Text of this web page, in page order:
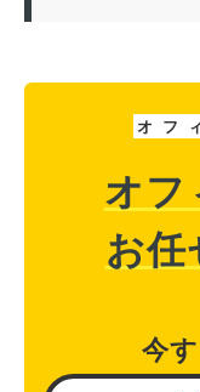
オ フ ィ
オフ
お任
今